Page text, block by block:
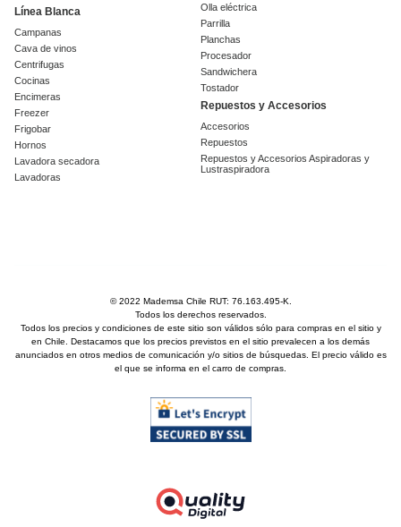
Línea Blanca
Campanas
Cava de vinos
Centrifugas
Cocinas
Encimeras
Freezer
Frigobar
Hornos
Lavadora secadora
Lavadoras
Olla eléctrica
Parrilla
Planchas
Procesador
Sandwichera
Tostador
Repuestos y Accesorios
Accesorios
Repuestos
Repuestos y Accesorios Aspiradoras y
Lustraspiradora
© 2022 Mademsa Chile RUT: 76.163.495-K.
Todos los derechos reservados.
Todos los precios y condiciones de este sitio son válidos sólo para compras en el sitio y
en Chile. Destacamos que los precios previstos en el sitio prevalecen a los demás
anunciados en otros medios de comunicación y/o sitios de búsquedas. El precio válido es
el que se informa en el carro de compras.